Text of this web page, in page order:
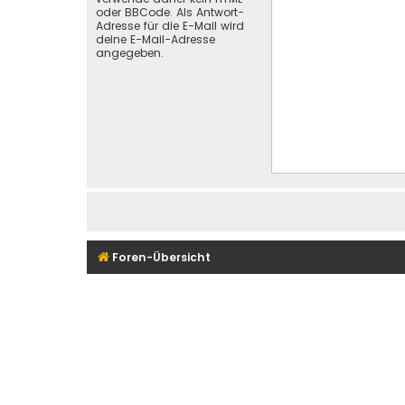
oder BBCode. Als Antwort-
Adresse für die E-Mail wird
deine E-Mail-Adresse
angegeben.
Foren-Übersicht